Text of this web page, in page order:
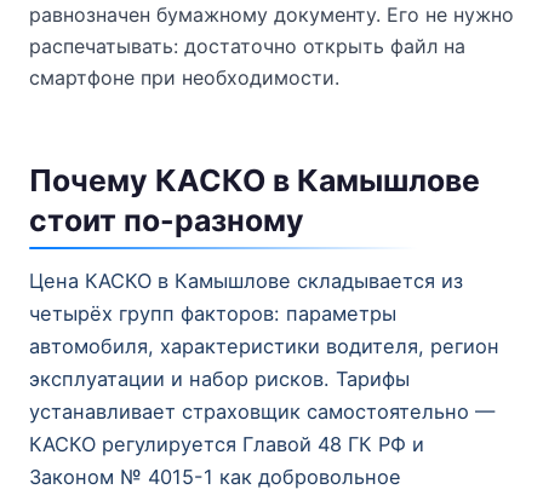
равнозначен бумажному документу. Его не нужно
распечатывать: достаточно открыть файл на
смартфоне при необходимости.
Почему КАСКО в Камышлове
стоит по-разному
Цена КАСКО в Камышлове складывается из
четырёх групп факторов: параметры
автомобиля, характеристики водителя, регион
эксплуатации и набор рисков. Тарифы
устанавливает страховщик самостоятельно —
КАСКО регулируется Главой 48 ГК РФ и
Законом № 4015-1 как добровольное